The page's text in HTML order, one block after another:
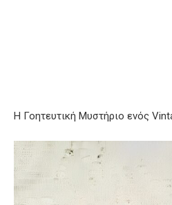
Η Γοητευτική Μυστήριο ενός